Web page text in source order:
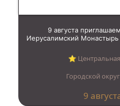
9 августа
Иерусалимский Монастырь
⭐︎
Городской
9